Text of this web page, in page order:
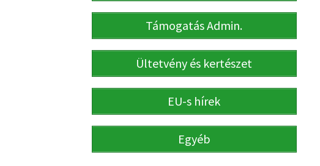
Támogatás Admin.
Ültetvény és kertészet
EU-s hírek
Egyéb